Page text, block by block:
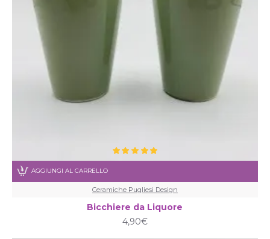
Ceramiche Pugliesi Design
Bicchiere da Liquore
4,90€
AGGIUNGI AL CARRELLO